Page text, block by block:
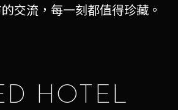
交流，每一刻都值得珍藏。
HOTEL